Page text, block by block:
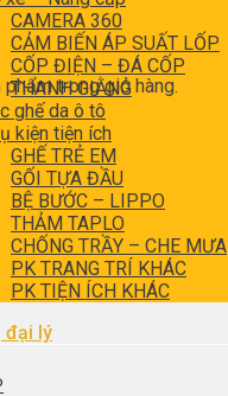
trong giỏ hàng.
CAMERA 360
CẢM BIẾN ÁP SUẤT LỐP
CỐP ĐIỆN – ĐÁ CỐP
THANH GIẰNG
ghế da ô tô
kiện tiện ích
GHẾ TRẺ EM
GỐI TỰA ĐẦU
BỆ BƯỚC – LIPPO
THẢM TAPLO
CHỐNG TRẦY – CHE MƯA
PK TRANG TRÍ KHÁC
PK TIỆN ÍCH KHÁC
đại lý